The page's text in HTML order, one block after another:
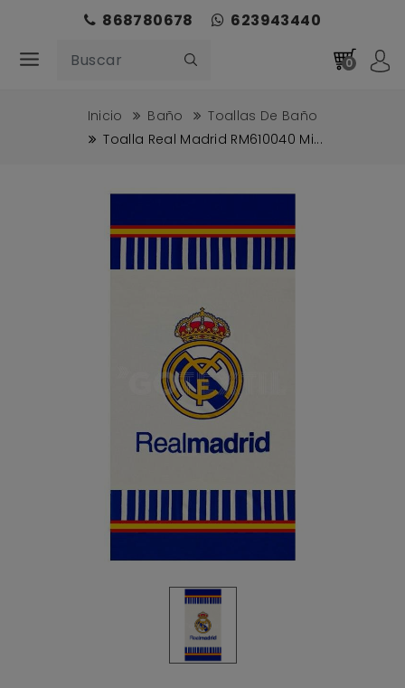
868780678 623943440
0
Inicio Baño
Toallas De Baño
Toalla Real Madrid RM610040 Mi...